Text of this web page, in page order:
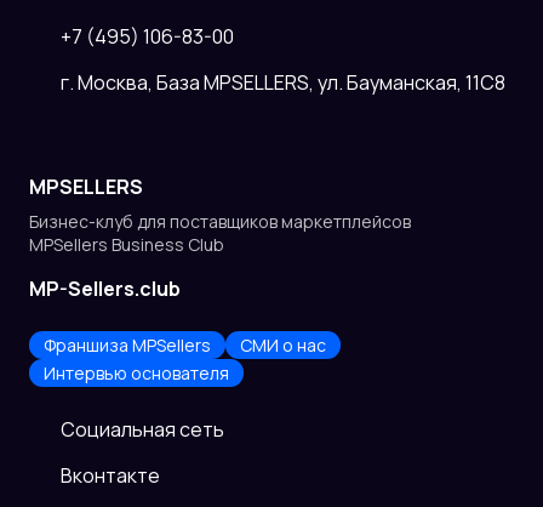
+7 (495) 106-83-00
г. Москва, База MPSELLERS, ул. Бауманская, 11С8
MPSELLERS
Бизнес-клуб для поставщиковмаркетплейсов
MPSellers Business Club
MP-Sellers.club
Франшиза MPSellers
СМИ о нас
Интервью основателя
Cоциальная сеть
Вконтакте